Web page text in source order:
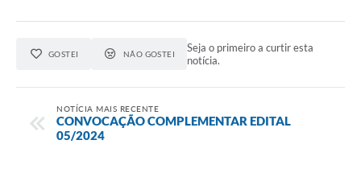
GOSTEI NÃO GOSTEI
Seja o primeiro a curtir esta
notícia.
NOTÍCIA MAIS RECENTE
CONVOCAÇÃO COMPLEMENTAR EDITAL
05/2024